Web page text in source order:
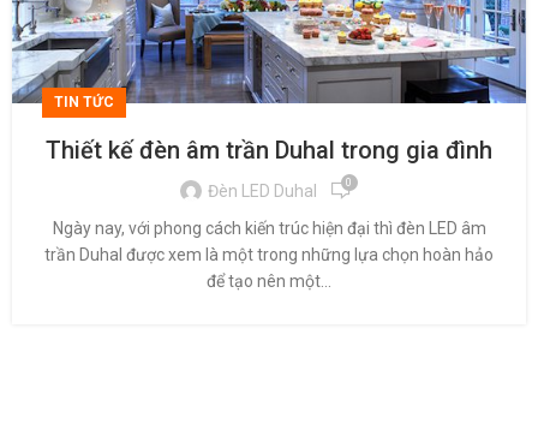
TIN TỨC
Thiết kế đèn âm trần Duhal trong gia đình
Đèn LED Duhal 0
Ngày nay, với phong cách kiến trúc hiện đại thì đèn LED âm
trần Duhal được xem là một trong những lựa chọn hoàn hảo
để tạo nên một...